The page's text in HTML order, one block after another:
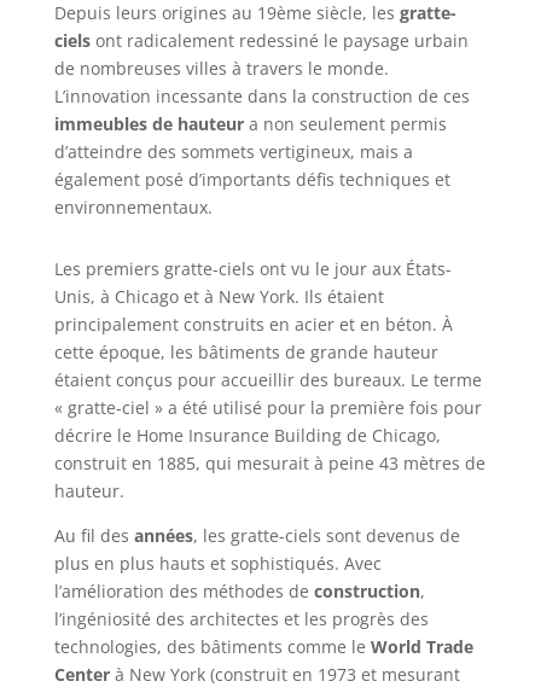
Depuis leurs origines au 19ème siècle, les gratte-
cielsont radicalement redessiné le paysage urbain
de nombreuses villes à travers le monde.
L’innovation incessante dans la construction de ces
immeubles de hauteura non seulement permis
d’atteindre des sommets vertigineux, mais a
également posé d’importants défis techniques et
environnementaux.
Les premiers gratte-ciels ont vu le jour aux États-
Unis, à Chicago et à New York. Ils étaient
principalement construits en acier et en béton. À
cette époque, les bâtiments de grande hauteur
étaient conçus pour accueillir des bureaux. Le terme
« gratte-ciel » a été utilisé pour la première fois pour
décrire le Home Insurance Building de Chicago,
construit en 1885, qui mesurait à peine 43 mètres de
hauteur.
Au fil des années, les gratte-ciels sont devenus de
plus en plus hauts et sophistiqués. Avec
l’amélioration des méthodes de construction,
l’ingéniosité des architectes et les progrès des
technologies, des bâtiments comme le World Trade
Centerà New York (construit en 1973 et mesurant